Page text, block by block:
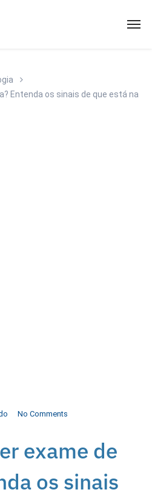
Entenda os sinais de que está na
No Comments
exame de
os sinais